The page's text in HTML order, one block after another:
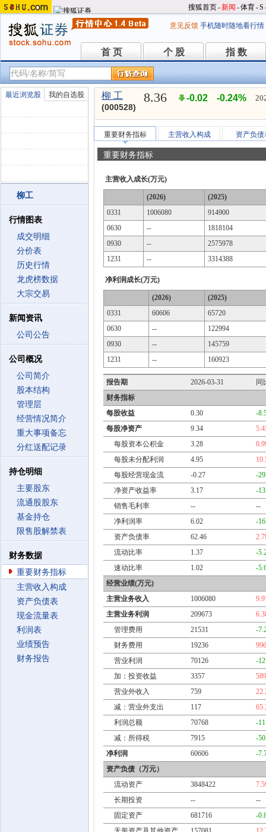
搜狐首页-新闻 -体育-S
意见反馈 手机随时随地看行情
首 页
首 页 个 股
个 股 指 数
指 数
最近浏览股 我的自选股
柳工
行情图表
成交明细
分价表
历史行情
龙虎榜数据
大宗交易
新闻资讯
公司公告
公司概况
公司简介
股本结构
管理层
经营情况简介
重大事项备忘
分红送配记录
持仓明细
主要股东
流通股股东
基金持仓
限售股解禁表
财务数据
重要财务指标
主营收入构成
资产负债表
现金流量表
利润表
业绩预告
财务报告
柳 工
(000528)
8.36 -0.02 -0.24%
重要财务指标 主营收入构成 资产负债
重要财务指标
主营收入成长(万元)
(2026)
(2025)
0331
1006080
914900
0630
--
1818104
0930
--
2575978
1231
-- 3314388
净利润成长(万元)
(2026)
(2025)
0331
60606
65720
0630
--
122994
0930
--
145759
1231
-- 160923
报告期 2026-03-31
同
财务指标
每股收益
0.30
-
每股净资产
9.34
每股资本公积金
3.28
每股未分配利润
4.95
每股经营现金流
-0.27
-
净资产收益率
3.17
-
销售毛利率
--
--
净利润率
6.02
-
资产负债率
62.46
流动比率
1.37
-
速动比率
1.02
-
经营业绩(万元)
主营业务收入
1006080
主营业务利润
209673
管理费用
21531
-
财务费用
19236
营业利润
70126
-
加：投资收益
3357
营业外收入
759
减：营业外支出
117
利润总额
70768
-
减：所得税
7915
-
净利润
60606
-
资产负债（万元）
流动资产
3848422
长期投资
--
--
固定资产
681716
-